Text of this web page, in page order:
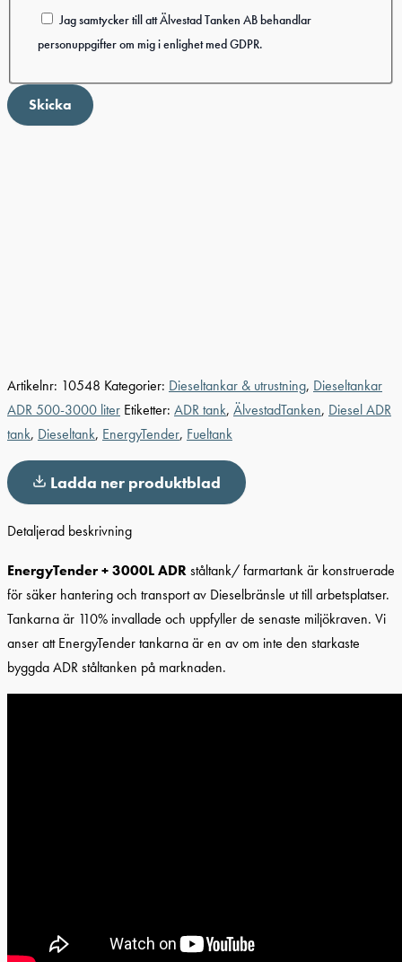
Jag samtycker till att Älvestad Tanken AB behandlar
personuppgifter om mig i enlighet med GDPR.
Skicka
Artikelnr: 10548 Kategorier: Dieseltankar & utrustning, Dieseltankar
ADR 500-3000 liter Etiketter: ADR tank, ÄlvestadTanken, Diesel ADR
tank, Dieseltank, EnergyTender, Fueltank
Ladda ner produktblad
Detaljerad beskrivning
EnergyTender + 3000L ADRståltank/ farmartank är konstruerade
för säker hantering och transport av Dieselbränsle ut till arbetsplatser.
Tankarna är 110% invallade och uppfyller de senaste miljökraven. Vi
anser att EnergyTender tankarna är en av om inte den starkaste
byggda ADR ståltanken på marknaden.